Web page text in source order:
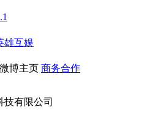
雄互娱
微博主页 商务合作
有限公司